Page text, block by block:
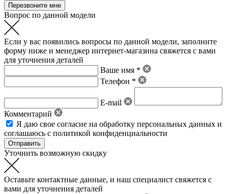
Вопрос по данной модели
Если у вас появились вопросы по данной модели, заполните
форму ниже и менеджер интернет-магазина свяжется с вами
для уточнения деталей
Ваше имя *
Телефон *
E-mail
Комментарий
Я даю свое согласие на обработку персональных данных и
соглашаюсь с политикой конфиденциальности
Уточнить возможную скидку
Оставьте контактные данные, и наш специалист свяжется с
вами для уточнения деталей